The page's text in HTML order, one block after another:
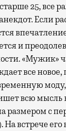
25, все
Если
и
«Мужик»
все новое,
всю мысль
размером с
встрече